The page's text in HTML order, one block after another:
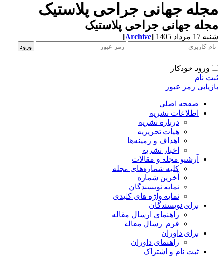
جهانی جراحی پلاستیک
جهانی جراحی پلاستیک
مرداد 1405 [Archive]
ورود خودکار
نام
رمز عبور
صفحه اصلی
اطلاعات نشریه
درباره نشریه
هیات تحریریه
اهداف و زمینه‌ها
اخبار نشریه
آرشیو مجله و مقالات
کلیه شماره‌های مجله
آخرین شماره
نمایه نویسندگان
نمایه واژه های کلیدی
برای نویسندگان
راهنمای ارسال مقاله
فرم ارسال مقاله
برای داوران
راهنمای داوران
ثبت نام و اشتراک